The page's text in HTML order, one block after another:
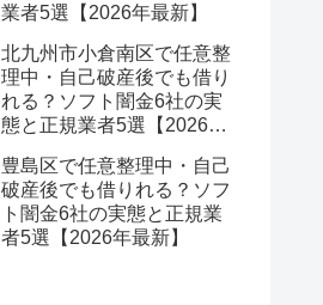
業者5選【2026年最新】
北九州市小倉南区で任意整
理中・自己破産後でも借り
れる？ソフト闇金6社の実
態と正規業者5選【2026年
豊島区で任意整理中・自己
破産後でも借りれる？ソフ
ト闇金6社の実態と正規業
者5選【2026年最新】